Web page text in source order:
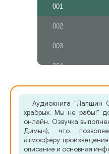
001
002
003
004
005
006
007
008
Аудиокнига "Лапшин
храбрых. Мы не рабы!"
онлайн. Озвучка
Димыч), что
атмосферу
описание и основная